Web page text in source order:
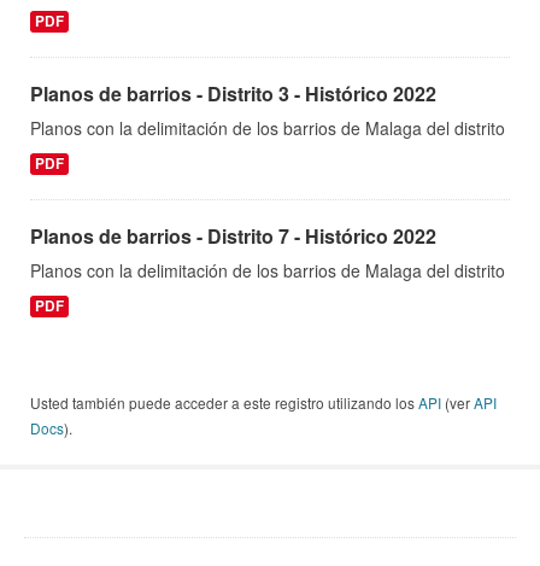
PDF
Planos de barrios - Distrito 3 - Histórico 2022
Planos con la delimitación de los barrios de Malaga del distrito
PDF
Planos de barrios - Distrito 7 - Histórico 2022
Planos con la delimitación de los barrios de Malaga del distrito
PDF
Usted también puede acceder a este registro utilizando losAPI (verAPI
Docs).